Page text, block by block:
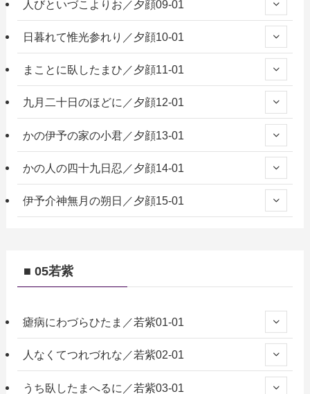
人びといづこよりお／夕顔09-01
日暮れて惟光参れり／夕顔10-01
まことに臥したまひ／夕顔11-01
九月二十日のほどに／夕顔12-01
かの伊予の家の小君／夕顔13-01
かの人の四十九日忍／夕顔14-01
伊予介神無月の朔日／夕顔15-01
■ 05若紫
瘧病にわづらひたま／若紫01-01
人なくてつれづれな／若紫02-01
うち臥したまへるに／若紫03-01